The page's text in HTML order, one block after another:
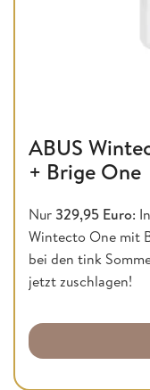
ABUS
+ Brige One
Nur 329,95 Euro:
Wintecto One mit
bei den tink
jetzt zuschlagen!